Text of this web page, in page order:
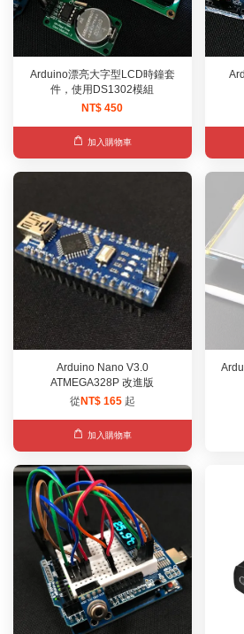
Arduino漂亮大字型LCD時鐘套
件，使用DS1302模組
NT$ 450
加入購物車
Arduino Nano V3.0
ATMEGA328P 改進版
從NT$ 165 起
加入購物車